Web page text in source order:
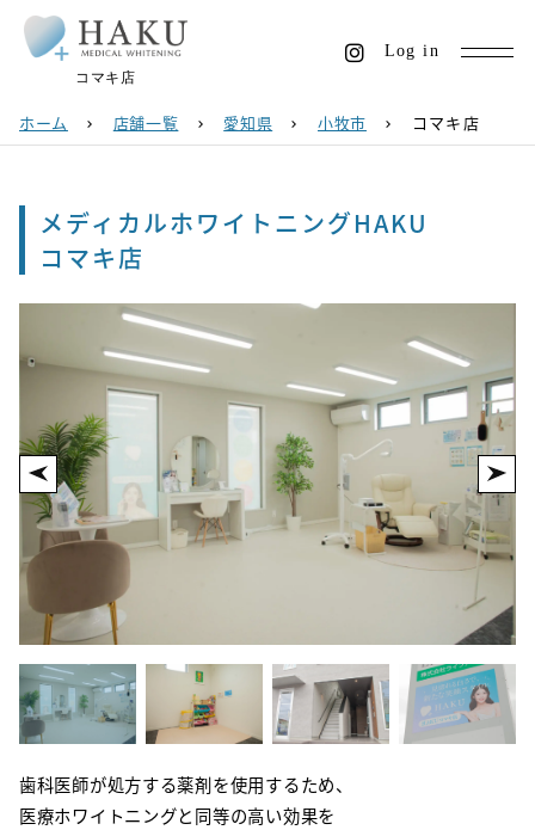
コマキ店
Log in
ホーム chevron_right 店舗一覧 chevron_right 愛知県 chevron_right 小牧市 chevron_right コマキ店
メディカルホワイトニングHAKU
コマキ店
歯科医師が処方する薬剤を使用するため、
医療ホワイトニングと同等の高い効果を